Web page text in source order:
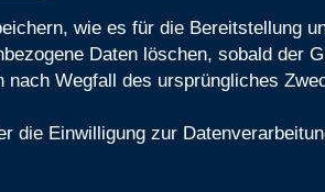
wie es für die Bereitstellung
Daten löschen, sobald
Wegfall des ursprüngliches
die Einwilligung zur